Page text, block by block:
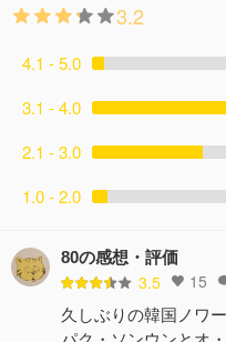
3.2
4.1 - 5.0
3.1 - 4.0
2.1 - 3.0
1.0 - 2.0
80の感想・評価
3.5 15
久しぶりの韓国ノワー